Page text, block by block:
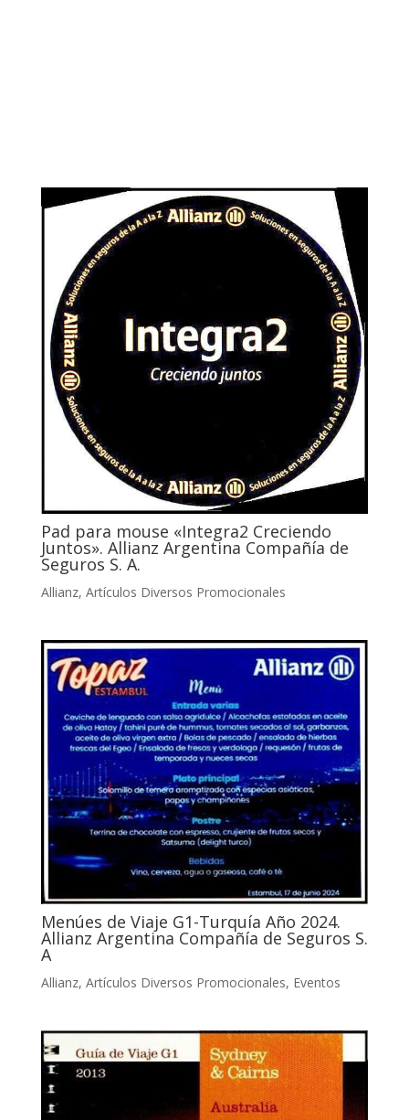
Pad para mouse «Integra2 Creciendo
Juntos». Allianz Argentina Compañía de
Seguros S. A.
Allianz, Artículos Diversos Promocionales
Menúes de Viaje G1-Turquía Año 2024.
Allianz Argentina Compañía de Seguros S.
A
Allianz, Artículos Diversos Promocionales, Eventos